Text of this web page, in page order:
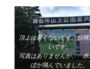
頂上は暑くないです。結構
いです。
写真はありませんが、 赤
ぼが飛んでいました。